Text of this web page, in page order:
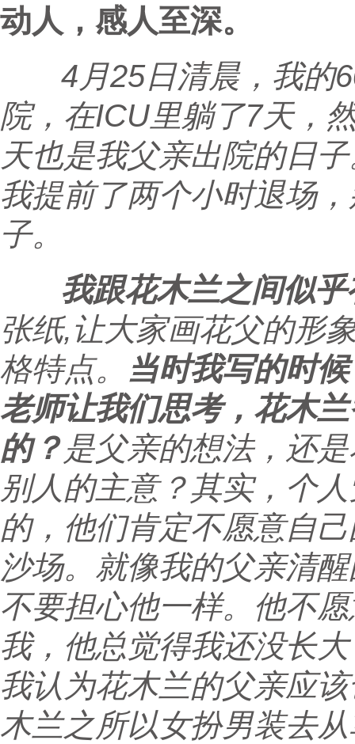
动人，感人至深。
4月25日清晨，我的
院，在ICU里躺了7天，
天也是我父亲出院的日
我提前了两个小时退场
子。
我跟花木兰之间似乎
张纸,让大家画花父的形
格特点。 当时我写的时
老师让我们思考，花木
的？是父亲的想法，还
别人的主意？其实，个
的，他们肯定不愿意自
沙场。就像我的父亲清
不要担心他一样。他不
我，他总觉得我还没长
我认为花木兰的父亲应
木兰之所以女扮男装去